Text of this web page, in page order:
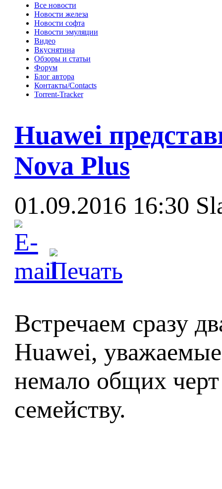
Все новости
Новости железа
Новости софта
Новости эмуляции
Видео
Вкуснятина
Обзоры и статьи
Форум
Блог автора
Контакты/Contacts
Torrent-Tracker
Huawei
Nova Plus
01.09.2016 16:30
Встречаем сразу
Huawei,
немало общих
семейству.